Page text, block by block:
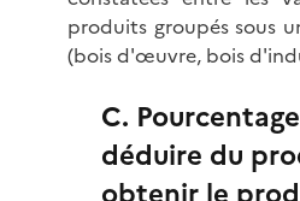
produits groupés sous
(bois d'œuvre, bois
C.
déduire du